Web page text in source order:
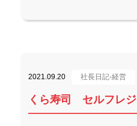
2021.09.20 社長日記-経営
くら寿司 セルフレジ